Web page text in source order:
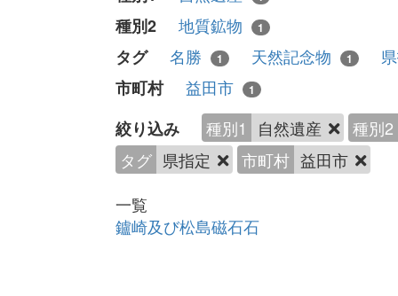
種別2 地質鉱物 1
タグ 名勝 1 天然記念物 1
市町村
益田市 1
絞り込み 種別1 自然遺産
種別2
タグ 県指定 市町村 益田市
一覧
鑪崎及び松島磁石石